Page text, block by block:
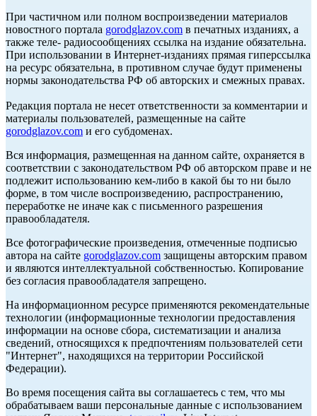
При частичном или полном воспроизведении материалов
новостного портала gorodglazov.com в печатных изданиях, а
также теле- радиосообщениях ссылка на издание обязательна.
При использовании в Интернет-изданиях прямая гиперссылка
на ресурс обязательна, в противном случае будут применены
нормы законодательства РФ об авторских и смежных правах.
Редакция портала не несет ответственности за комментарии и
материалы пользователей, размещенные на сайте
gorodglazov.com и его субдоменах.
Вся информация, размещенная на данном сайте, охраняется в
соответствии с законодательством РФ об авторском праве и не
подлежит использованию кем-либо в какой бы то ни было
форме, в том числе воспроизведению, распространению,
переработке не иначе как с письменного разрешения
правообладателя.
Все фотографические произведения, отмеченные подписью
автора на сайте gorodglazov.com защищены авторским правом
и являются интеллектуальной собственностью. Копирование
без согласия правообладателя запрещено.
На информационном ресурсе применяются рекомендательные
технологии (информационные технологии предоставления
информации на основе сбора, систематизации и анализа
сведений, относящихся к предпочтениям пользователей сети
"Интернет", находящихся на территории Российской
Федерации).
Во время посещения сайта вы соглашаетесь с тем, что мы
обрабатываем ваши персональные данные с использованием